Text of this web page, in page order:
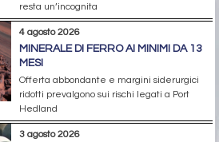
resta un’incognita
4 agosto 2026
MINERALE DI FERRO AI MINIMI DA 13
MESI
Offerta abbondante e margini siderurgici
ridotti prevalgono sui rischi legati a Port
Hedland
3 agosto 2026